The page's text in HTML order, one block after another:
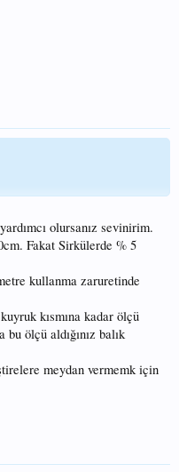
olursanız sevinirim.
Fakat Sirkülerde % 5
kullanma zaruretinde
kısmına kadar ölçü
bu ölçü aldığınız balık
meydan vermemk için